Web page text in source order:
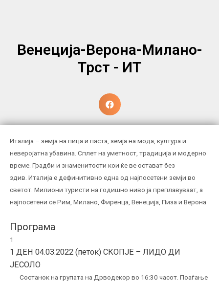
Венеција-Верона-Милано-
Трст - ИТ
Италија – земја на пица и паста, земја на мода, култура и
неверојатна убавина. Сплет на уметност, традиција и модерно
време. Градби и знаменитости кои ќе ве остават без
здив. Италија е дефинитивно една од најпосетени земји во
светот. Милиони туристи на годишно ниво ја преплавуваат, а
најпосетени се Рим, Милано, Фиренца, Венеција, Пиза и Верона.
Програма
1
1 ДЕН 04.03.2022 (петок) СКОПЈЕ – ЛИДО ДИ
ЈЕСОЛО
Состанок на групата на Дрводекор во 16:30 часот. Поаѓање